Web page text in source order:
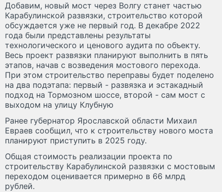
Добавим, новый мост через Волгу станет частью
Карабулинской развязки, строительство которой
обсуждается уже не первый год. В декабре 2022
года были представлены результаты
технологического и ценового аудита по объекту.
Весь проект развязки планируют выполнить в пять
этапов, начав с возведения мостового перехода.
При этом строительство переправы будет поделено
на два подэтапа: первый - развязка и эстакадный
подход на Тормозном шоссе, второй - сам мост с
выходом на улицу Клубную
Ранее губернатор Ярославской области Михаил
Евраев сообщил, что к строительству нового моста
планируют приступить в 2025 году.
Общая стоимость реализации проекта по
строительству Карабулинской развязки с мостовым
переходом оценивается примерно в 66 млрд
рублей.